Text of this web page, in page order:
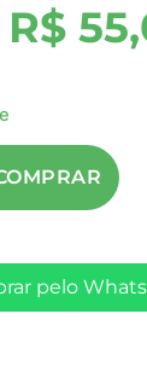
R$
pelo